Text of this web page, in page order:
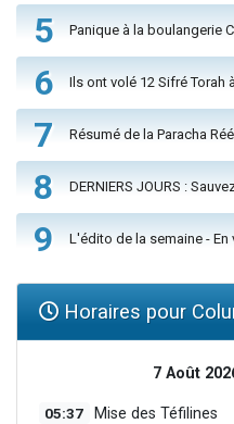
5 Panique à la boulangerie
6 Ils ont volé 12 Sifré Torah
7 Résumé de la Paracha
8 DERNIERS JOURS :
9 L'édito de la semaine -
Horaires pour
7 Août
05:37 Mise des Téfilines